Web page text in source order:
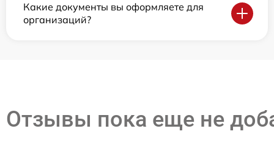
Какие документы вы оформляете для
организаций?
Отзывы пока еще не